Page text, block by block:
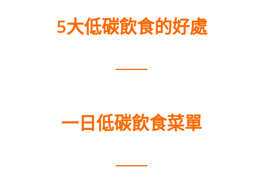
5大低碳飲食的好處
一日低碳飲食菜單